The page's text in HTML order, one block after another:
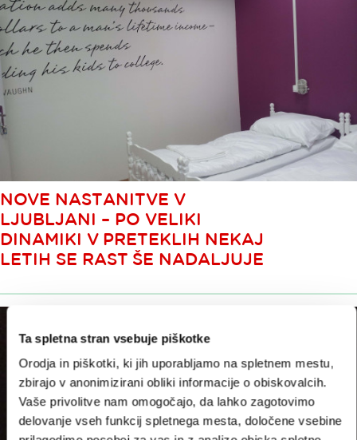
Ta spletna stran vsebuje piškotke
Orodja in piškotki, ki jih uporabljamo na spletnem mestu,
zbirajo v anonimizirani obliki informacije o obiskovalcih.
Vaše privolitve nam omogočajo, da lahko zagotovimo
delovanje vseh funkcij spletnega mesta, določene vsebine
NOVE NASTANITVE V
LJUBLJANI – PO VELIKI
DINAMIKI V PRETEKLIH NEKAJ
LETIH SE RAST ŠE NADALJUJE